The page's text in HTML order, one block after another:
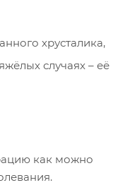
хрусталика,
случаях – её
как можно